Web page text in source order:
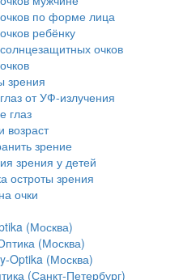
по форме лица
ребёнку
очков
зрения
от УФ-излучения
глаз
возраст
зрение
зрения у детей
остроты зрения
очки
(Москва)
(Москва)
Optika (Москва)
(Санкт-Петербург)